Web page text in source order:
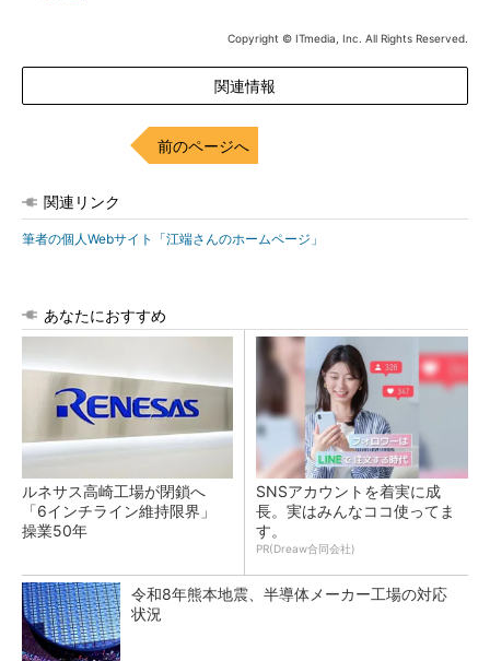
Copyright © ITmedia, Inc. All Rights Reserved.
関連情報
前のページへ
関連リンク
筆者の個人Webサイト「江端さんのホームページ」
あなたにおすすめ
ルネサス高崎工場が閉鎖へ
「6インチライン維持限界」
操業50年
SNSアカウントを着実に成
長。実はみんなココ使ってま
す。
PR(Dreaw合同会社)
令和8年熊本地震、半導体メーカー工場の対応
状況